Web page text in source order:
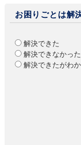
お困りごとは解
解決できた
解決できなかった
解決できたがわ